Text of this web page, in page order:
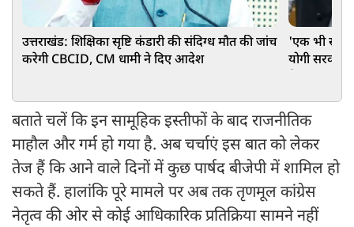
उत्तराखंड: शिक्षिका सृष्टि कंडारी की संदिग्ध मौत की जांच
करेगी CBCID, CM धामी ने दिए आदेश
'एक भी
योगी
बताते चलें कि इन सामूहिक इस्तीफों के बाद राजनीतिक
माहौल और गर्म हो गया है. अब चर्चाएं इस बात को लेकर
तेज हैं कि आने वाले दिनों में कुछ पार्षद बीजेपी में शामिल हो
सकते हैं. हालांकि पूरे मामले पर अब तक तृणमूल कांग्रेस
नेतृत्व की ओर से कोई आधिकारिक प्रतिक्रिया सामने नहीं